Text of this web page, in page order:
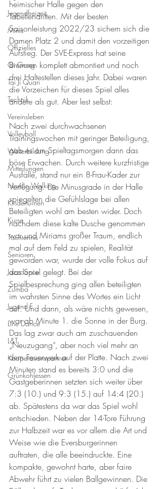
Jugendfreizeit
Minis
Offizielles
Qi Gong
Tai Ji Quan
Technik
Vereinsleben
Volleyball
Weiterbildung
Mitteilungen
Nordic Walking
Kinderturnen
Kurse
Tischtennis
Senioren
Jazzdance
Zumba
Jugend F
Line Dance
L&T
Kooperationspartner
Grünkohlessen
heimischer Halle gegen den
Tabellendritten. Mit der besten
Saisonleistung 2022/23 sichern sich die
Damen Platz 2 und damit den vorzeitigen
Aufstieg. Der SVE-Express hat seine
Bremsen komplett abmontiert und noch
drei Haltestellen dieses Jahr. Dabei waren
die Vorzeichen für dieses Spiel alles
andere als gut. Aber lest selbst:
Nach zwei durchwachsenen
Trainingswochen mit geringer Beteiligung,
gab es am Spieltagsmorgen dann das
böse Erwachen. Durch weitere kurzfristige
Ausfälle, stand nur ein 8-Frau-Kader zur
Verfügung. Die Minusgrade in der Halle
spiegelten die Gefühlslage bei allen
Beteiligten wohl am besten wider. Doch
nachdem diese kalte Dusche genommen
war und Miriams großer Traum, endlich
mal auf dem Feld zu spielen, Realität
geworden war, wurde der volle Fokus auf
das Spiel gelegt. Bei der
Spielbesprechung ging allen beteiligten
im wahrsten Sinne des Wortes ein Licht
auf. Und dann, als wäre nichts gewesen,
war ab Minute 1. die Sonne in der Burg.
Das lag zwar auch am zuschauenden
„Neuzugang“, aber noch viel mehr an
dem Feuerwerk auf der Platte. Nach zwei
Minuten stand es bereits 3:0 und die
Gastgeberinnen setzten sich weiter über
7:3 (10.) und 9:3 (15.) auf 14:4 (20.)
ab. Spätestens da war das Spiel wohl
entschieden. Neben der 14-Tore Führung
zur Halbzeit war es vor allem die Art und
Weise wie die Eversburgerinnen
auftraten, die alle beeindruckte. Eine
kompakte, gewohnt harte, aber faire
Abwehr führt zu vielen Ballgewinnen. Die